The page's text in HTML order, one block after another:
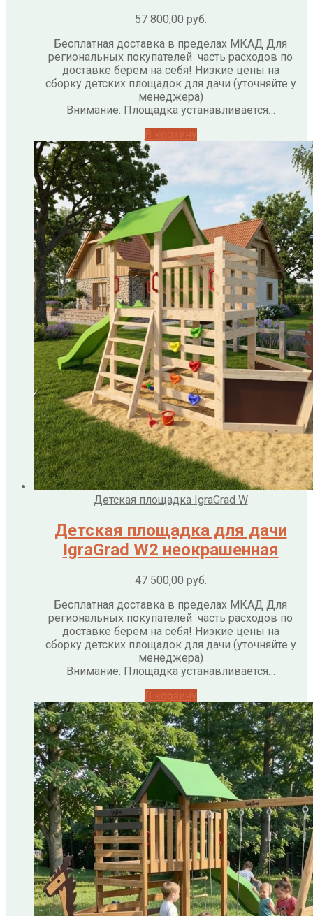
57 800,00 руб.
Бесплатная доставка в пределах МКАД Для
региональных покупателей часть расходов по
доставке берем на себя! Низкие цены на
сборку детских площадок для дачи (уточняйте у
менеджера)
Внимание: Площадка устанавливается…
Детская площадка IgraGrad W
Детская площадка для дачи
IgraGrad W2 неокрашенная
47 500,00 руб.
Бесплатная доставка в пределах МКАД Для
региональных покупателей часть расходов по
доставке берем на себя! Низкие цены на
сборку детских площадок для дачи (уточняйте у
менеджера)
Внимание: Площадка устанавливается…